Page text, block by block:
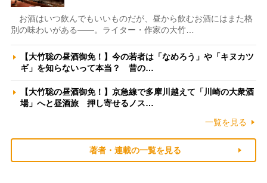
お酒はいつ飲んでもいいものだが、昼から飲むお酒にはまた格
別の味わいがある――。ライター・作家の大竹…
【大竹聡の昼酒御免！】今の若者は「なめろう」や「キヌカツ
ギ」を知らないって本当？ 昔の…
【大竹聡の昼酒御免！】京急線で多摩川越えて「川崎の大衆酒
場」へと昼酒旅 押し寄せるノス…
一覧を見る
著者・連載の一覧を見る